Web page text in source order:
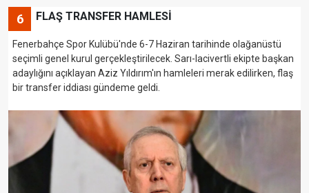
6 FLAŞ TRANSFER HAMLESİ
Fenerbahçe Spor Kulübü'nde 6-7 Haziran tarihinde olağanüstü
seçimli genel kurul gerçekleştirilecek. Sarı-lacivertli ekipte başkan
adaylığını açıklayan Aziz Yıldırım'ın hamleleri merak edilirken, flaş
bir transfer iddiası gündeme geldi.